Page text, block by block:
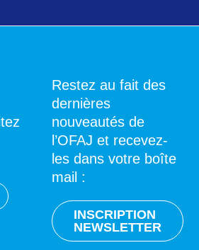
Restez au fait des
dernières
nouveautés de
l’OFAJ et recevez-
les dans votre boîte
mail :
INSCRIPTION
NEWSLETTER